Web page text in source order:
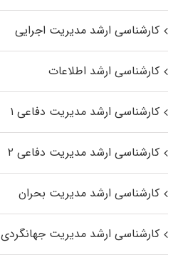
کارشناسی ارشد مدیریت اجرایی
کارشناسی ارشد اطلاعات
کارشناسی ارشد مدیریت دفاعی ۱
کارشناسی ارشد مدیریت دفاعی ۲
کارشناسی ارشد مدیریت بحران
کارشناسی ارشد مدیریت جهانگردی